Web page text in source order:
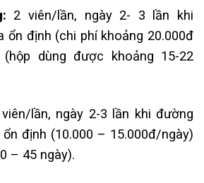
2 viên/lần, ngày 2- 3 lần khi
ổn định (chi phí khoảng 20.000đ
(hộp dùng được khoảng 15-22
lần, ngày 2-3 lần khi đường
định (10.000 – 15.000đ/ngày)
– 45 ngày).